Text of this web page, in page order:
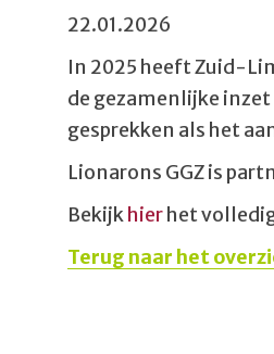
22.01.2026
In 2025 heeft Zuid-
de gezamenlijke
gesprekken als het
Lionarons GGZ is
Bekijk hier het
Terug naar het